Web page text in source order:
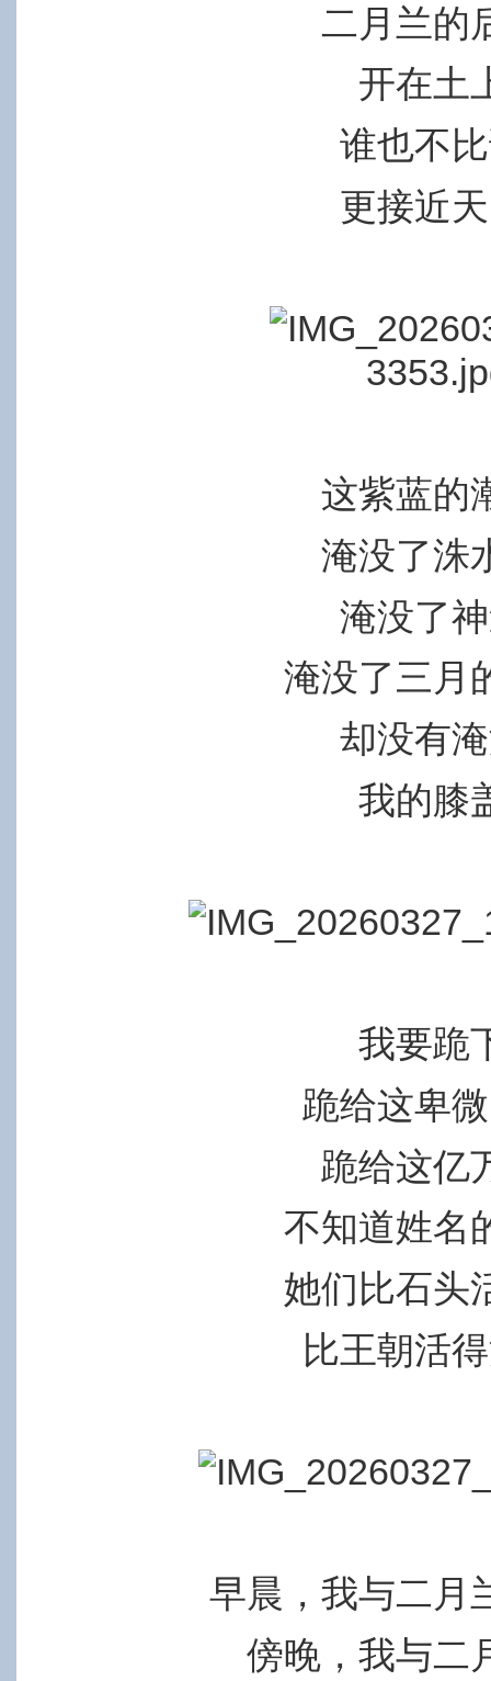
二月兰的
开在土
谁也不
更接近
这紫蓝的
淹没了洙
淹没了
淹没了三月
却没有
我的膝
我要跪
跪给这卑
跪给这亿
不知道姓名
她们比石头
比王朝活
早晨，我与二月
傍晚，我与二